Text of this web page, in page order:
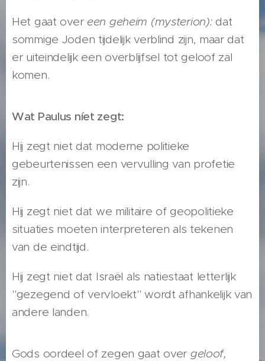
Het gaat over een geheim (mysterion):dat
sommige Joden tijdelijk verblind zijn, maar dat
er uiteindelijk een overblijfsel tot geloof zal
komen.
Wat Paulus níet zegt:
Hij zegt niet dat moderne politieke
gebeurtenissen een vervulling van profetie
zijn.
Hij zegt niet dat we militaire of geopolitieke
situaties moeten interpreteren als tekenen
van de eindtijd.
Hij zegt niet dat Israël als natiestaat letterlijk
"gezegend of vervloekt" wordt afhankelijk van
andere landen.
Gods oordeel of zegen gaat over geloof,